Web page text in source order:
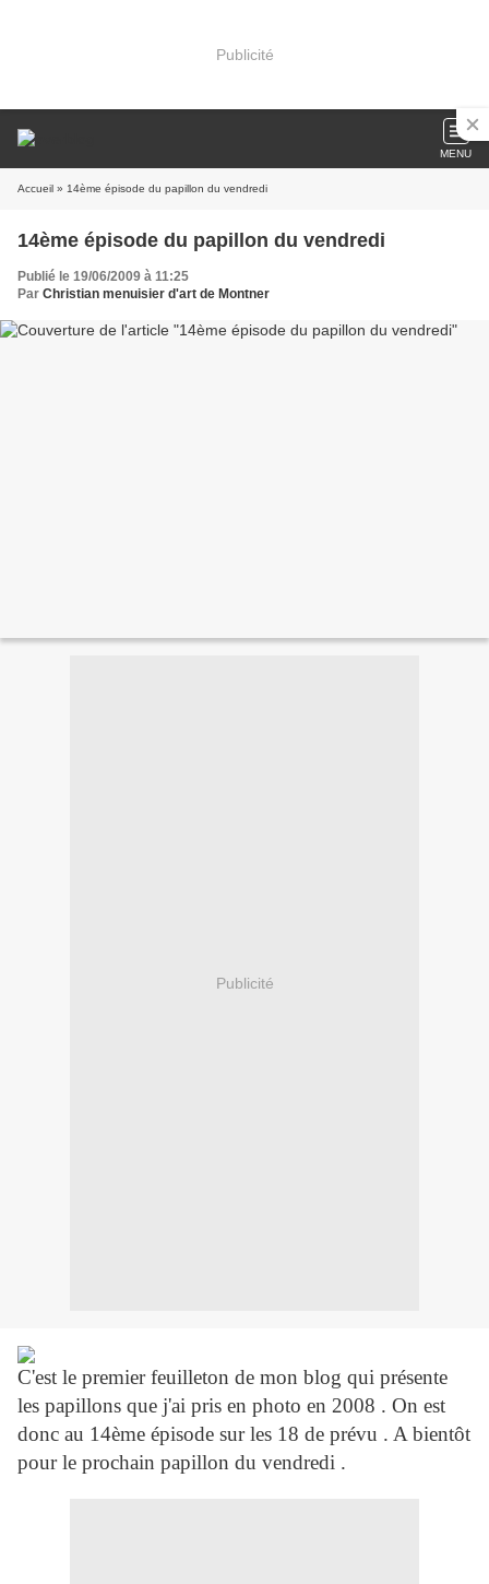
Publicité
MENU
Accueil » 14ème épisode du papillon du vendredi
14ème épisode du papillon du vendredi
Publié le 19/06/2009 à 11:25
Par Christian menuisier d'art de Montner
Publicité
C'est le premier feuilleton de mon blog qui présente
les papillons que j'ai pris en photo en 2008 . On est
donc au 14ème épisode sur les 18 de prévu . A bientôt
pour le prochain papillon du vendredi .